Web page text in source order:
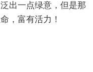
出一点绿意，但是那
，富有活力！